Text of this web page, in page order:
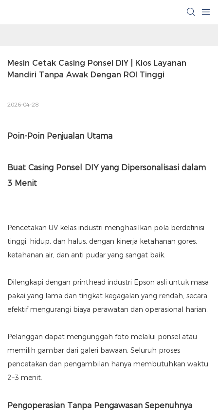
Mesin Cetak Casing Ponsel DIY | Kios Layanan
Mandiri Tanpa Awak Dengan ROI Tinggi
2026-04-28
Poin-Poin Penjualan Utama
Buat Casing Ponsel DIY yang Dipersonalisasi dalam
3 Menit
Pencetakan UV kelas industri menghasilkan pola berdefinisi
tinggi, hidup, dan halus, dengan kinerja ketahanan gores,
ketahanan air, dan anti pudar yang sangat baik.
Dilengkapi dengan printhead industri Epson asli untuk masa
pakai yang lama dan tingkat kegagalan yang rendah, secara
efektif mengurangi biaya perawatan dan operasional harian.
Pelanggan dapat mengunggah foto melalui ponsel atau
memilih gambar dari galeri bawaan. Seluruh proses
pencetakan dan pengambilan hanya membutuhkan waktu
2–3 menit.
Pengoperasian Tanpa Pengawasan Sepenuhnya